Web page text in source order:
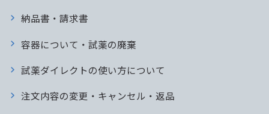
納品書・請求書
容器について・試薬の廃棄
試薬ダイレクトの使い方について
注文内容の変更・キャンセル・返品